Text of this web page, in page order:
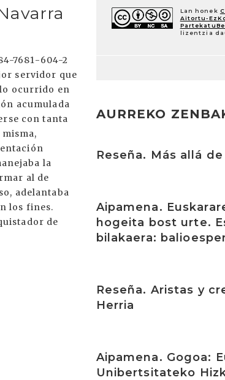
7681-604-2
servidor que
ocurrido en
acumulada
con tanta
la
al de
adelantaba
los fines.
de
Lan honek
Aitortu-
lizentzia
AURREKO
Reseña. Más allá
Aipamena.
hogeita bost urte.
bilakaera:
Reseña. Aristas y
Herria
Aipamena. Gogoa:
Unibertsitateko